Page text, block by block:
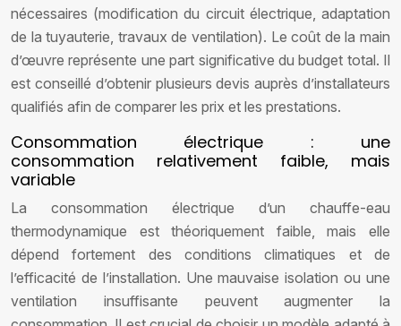
nécessaires (modification du circuit électrique, adaptation
de la tuyauterie, travaux de ventilation). Le coût de la main
d’œuvre représente une part significative du budget total. Il
est conseillé d’obtenir plusieurs devis auprès d’installateurs
qualifiés afin de comparer les prix et les prestations.
Consommation électrique : une
consommation relativement faible, mais
variable
La consommation électrique d’un chauffe-eau
thermodynamique est théoriquement faible, mais elle
dépend fortement des conditions climatiques et de
l’efficacité de l’installation. Une mauvaise isolation ou une
ventilation insuffisante peuvent augmenter la